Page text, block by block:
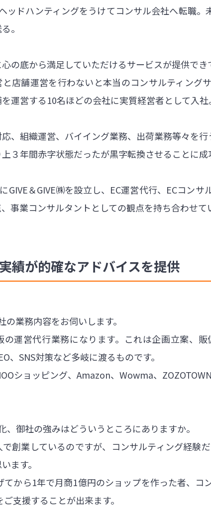
ッドハンティングをうけてコンサル会社へ転職
。
の底から満足していただけるサービスが提供で
と店舗運営を行わないと本当のコンサルティン
運営する10名ほどの会社に実質経営者として入社
、組織運営、バイイング業務、出荷業務等々を
３年間赤字状態だったが黒字転換させることに成
GIVE＆GIVE㈱を設立し、EC運営代行、ECコン
事業コンサルタントとしての観点を持ち合わせて
績が的確なアドバイスを提供
の業務内容をお伺いします。
の運営代行業務になります。これは企画立案、
、SNS対策など多岐に渡るものです。
ショッピング、Amazon、Wowma、
、御社の強みはどういうところにありますか。
創業しているのですが、コンサルティング経験
ます。
てから1年で月商1億円のショップを作った者、
支援することが出来ます。